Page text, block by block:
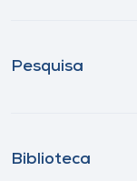
Pesquisa
Biblioteca